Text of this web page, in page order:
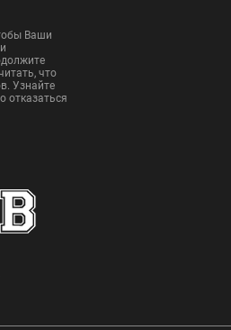
Ваши
что
Узнайте
отказаться